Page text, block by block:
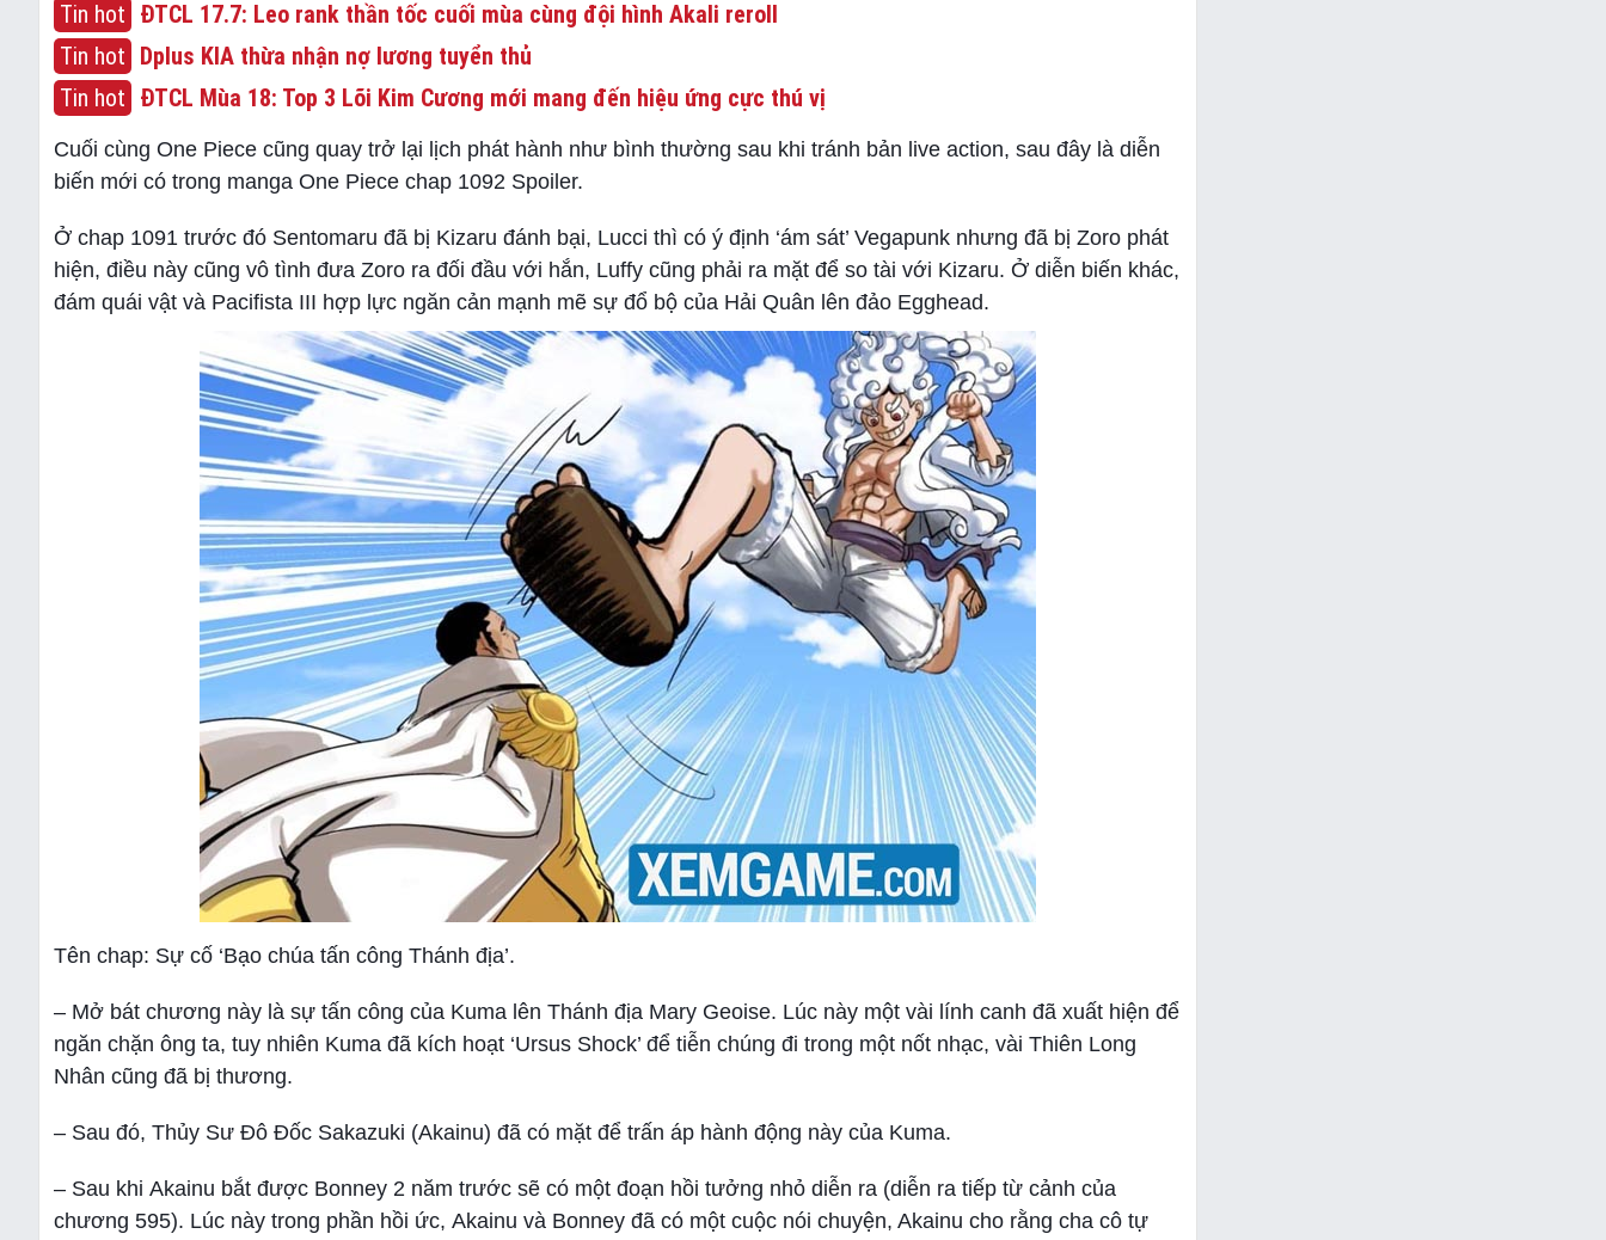
Tin hot ĐTCL 17.7: Leo rank thần tốc cuối mùa cùng đội hình Akali reroll
Tin hot Dplus KIA thừa nhận nợ lương tuyển thủ
Tin hot ĐTCL Mùa 18: Top 3 Lõi Kim Cương mới mang đến hiệu ứng cực thú vị
Cuối cùng One Piece cũng quay trở lại lịch phát hành như bình thường sau khi tránh bản live action, sau đây là diễn
biến mới có trong manga One Piece chap 1092 Spoiler.
Ở chap 1091 trước đó Sentomaru đã bị Kizaru đánh bại, Lucci thì có ý định ‘ám sát’ Vegapunk nhưng đã bị Zoro phát
hiện, điều này cũng vô tình đưa Zoro ra đối đầu với hắn, Luffy cũng phải ra mặt để so tài với Kizaru. Ở diễn biến khác,
đám quái vật và Pacifista III hợp lực ngăn cản mạnh mẽ sự đổ bộ của Hải Quân lên đảo Egghead.
Tên chap: Sự cố ‘Bạo chúa tấn công Thánh địa’.
– Mở bát chương này là sự tấn công của Kuma lên Thánh địa Mary Geoise. Lúc này một vài lính canh đã xuất hiện để
ngăn chặn ông ta, tuy nhiên Kuma đã kích hoạt ‘Ursus Shock’ để tiễn chúng đi trong một nốt nhạc, vài Thiên Long
Nhân cũng đã bị thương.
– Sau đó, Thủy Sư Đô Đốc Sakazuki (Akainu) đã có mặt để trấn áp hành động này của Kuma.
– Sau khi Akainu bắt được Bonney 2 năm trước sẽ có một đoạn hồi tưởng nhỏ diễn ra (diễn ra tiếp từ cảnh của
chương 595). Lúc này trong phần hồi ức, Akainu và Bonney đã có một cuộc nói chuyện, Akainu cho rằng cha cô tự